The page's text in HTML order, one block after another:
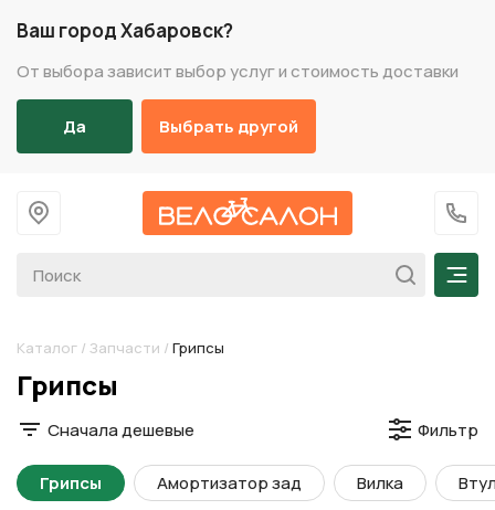
Ваш город Хабаровск?
От выбора зависит выбор услуг и стоимость доставки
Да Выбрать другой
На главную
+7
Каталог / Запчасти / Грипсы
Разделы каталога
Грипсы
Сначала дешевые Фильтр
Амортизатор зад Вилка
Грипсы